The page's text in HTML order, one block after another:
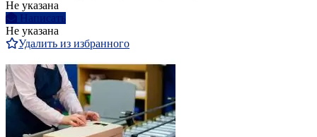
Не указана
Написать
Не указана
Удалить из избранного